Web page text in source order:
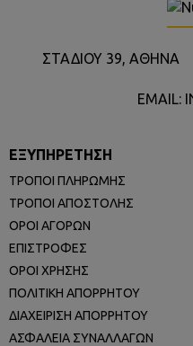
ΣΤΑΔΙΟΥ 39, ΑΘΗΝΑ
EMAIL:
ΕΞΥΠΗΡΕΤΗΣΗ
ΤΡΟΠΟΙ ΠΛΗΡΩΜΗΣ
ΤΡΟΠΟΙ ΑΠΟΣΤΟΛΗΣ
ΟΡΟΙ ΑΓΟΡΩΝ
ΕΠΙΣΤΡΟΦΕΣ
ΟΡΟΙ ΧΡΗΣΗΣ
ΠΟΛΙΤΙΚΗ ΑΠΟΡΡΗΤΟΥ
ΔΙΑΧΕΙΡΙΣΗ ΑΠΟΡΡΗΤΟΥ
ΑΣΦΑΛΕΙΑ ΣΥΝΑΛΛΑΓΩΝ